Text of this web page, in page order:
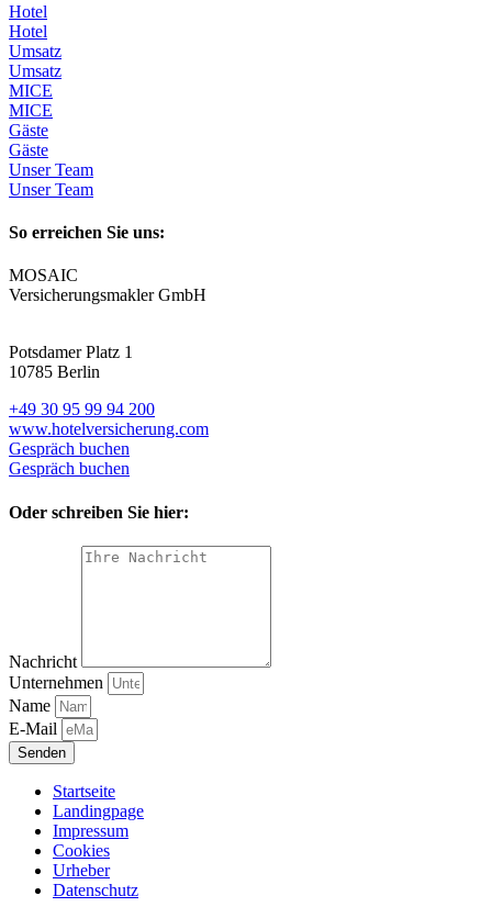
Hotel
Hotel
Umsatz
Umsatz
MICE
MICE
Gäste
Gäste
Unser Team
Unser Team
So erreichen Sie uns:
MOSAIC
Versicherungsmakler GmbH
Potsdamer Platz 1
10785 Berlin
+49 30 95 99 94 200
www.hotelversicherung.com
Gespräch buchen
Gespräch buchen
Oder schreiben Sie hier:
Nachricht
Unternehmen
Name
E-Mail
Senden
Startseite
Landingpage
Impressum
Cookies
Urheber
Datenschutz